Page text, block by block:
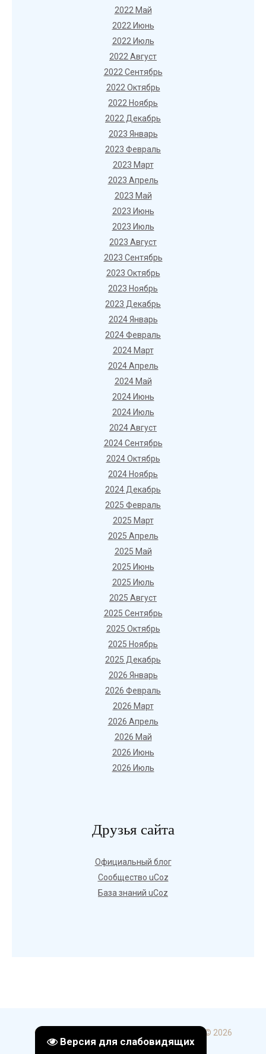
Версия для слабовидящих
2022 Май
2022 Июнь
2022 Июль
2022 Август
2022 Сентябрь
2022 Октябрь
2022 Ноябрь
2022 Декабрь
2023 Январь
2023 Февраль
2023 Март
2023 Апрель
2023 Май
2023 Июнь
2023 Июль
2023 Август
2023 Сентябрь
2023 Октябрь
2023 Ноябрь
2023 Декабрь
2024 Январь
2024 Февраль
2024 Март
2024 Апрель
2024 Май
2024 Июнь
2024 Июль
2024 Август
2024 Сентябрь
2024 Октябрь
2024 Ноябрь
2024 Декабрь
2025 Февраль
2025 Март
2025 Апрель
2025 Май
2025 Июнь
2025 Июль
2025 Август
2025 Сентябрь
2025 Октябрь
2025 Ноябрь
2025 Декабрь
2026 Январь
2026 Февраль
2026 Март
2026 Апрель
2026 Май
2026 Июнь
2026 Июль
Друзья сайта
Официальный блог
Сообщество uCoz
База знаний uCoz
Copyright ГБПОУ УКИП и С в г. Стерлитамак © 2026
uCoz